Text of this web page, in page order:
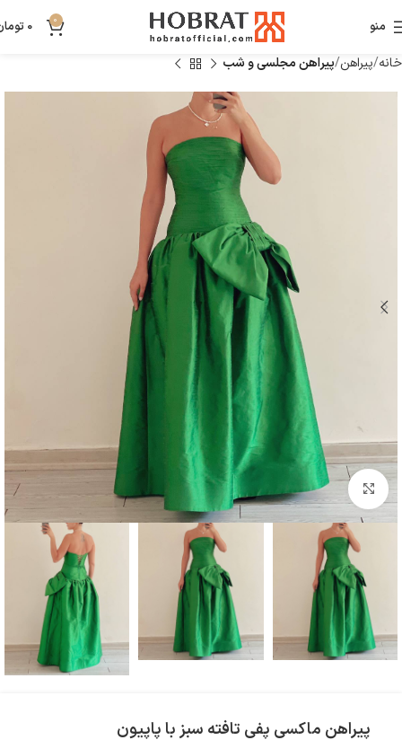
منو 0
0
خانه پیراهن پیراهن مجلسی و شب
بزرگنمایی تصویر
پیراهن ماکسی پفی تافته سبز با پاپیون